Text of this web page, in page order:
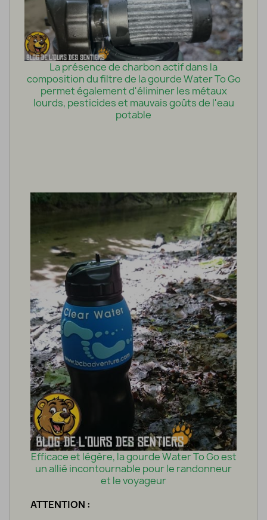
La présence de charbon actif dans la
composition du filtre de la gourde Water To Go
permet également d'éliminer les métaux
lourds, pesticides et mauvais goûts de l'eau
potable
Efficace et légère, la gourde Water To Go est
un allié incontournable pour le randonneur
et le voyageur
ATTENTION :